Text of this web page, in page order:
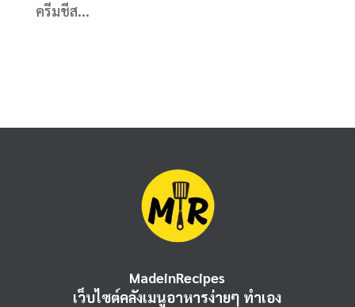
ครีมชีส...
MadeinRecipes
เว็บไซต์คลังเมนูอาหารง่ายๆ ทำเอง